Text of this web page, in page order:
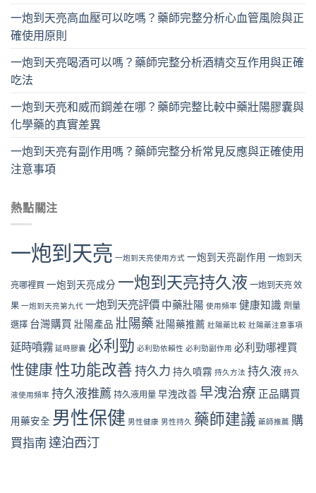
一炮到天亮高血壓可以吃嗎？藥師完整分析心血管風險與正
確使用原則
一炮到天亮喝酒可以嗎？藥師完整分析酒精交互作用與正確
吃法
一炮到天亮和威而鋼差在哪？藥師完整比較中藥壯陽膠囊與
化學藥的真實差異
一炮到天亮有副作用嗎？藥師完整分析常見反應與正確使用
注意事項
熱點關注
一炮到天亮 一炮到天亮使用方式 一炮到天亮副作用 一炮到天
亮哪裡買 一炮到天亮成分 一炮到天亮持久液 一炮到天亮 效
果 一炮到天亮第九代 一炮到天亮評價 中藥壯陽 使用頻率 健康知識 劑量
選擇 台灣購買 壯陽產品 壯陽藥 壯陽藥推薦 壯陽藥比較 壯陽藥注意事項
延時噴霧 延時膠囊 必利勁 必利勁依賴性 必利勁副作用 必利勁哪裡買
性健康性功能改善持久力 持久噴霧 持久方法 持久液 持久
液使用頻率 持久液推薦 持久液用量 早洩改善 早洩治療 正品購買
用藥安全 男性保健 男性健康 男性持久 藥師建議 藥師推薦 購
買指南達泊西汀